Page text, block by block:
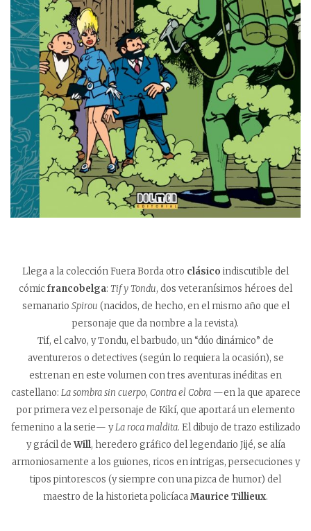
Llega a la colección Fuera Borda otro clásico indiscutible del
cómicfrancobelga: Tif y Tondu, dos veteranísimos héroes del
semanario Spirou (nacidos, de hecho, en el mismo año que el
personaje que da nombre a la revista).
Tif, el calvo, y Tondu, el barbudo, un “dúo dinámico” de
aventureros o detectives (según lo requiera la ocasión), se
estrenan en este volumen con tres aventuras inéditas en
castellano: La sombra sin cuerpo, Contra el Cobra—en la que aparece
por primera vez el personaje de Kikí, que aportará un elemento
femenino a la serie— yLa roca maldita. El dibujo de trazo estilizado
y grácil deWill, heredero gráfico del legendario Jijé, se alía
armoniosamente a los guiones, ricos en intrigas, persecuciones y
tipos pintorescos (y siempre con una pizca de humor) del
maestro de la historieta policíacaMaurice Tillieux.